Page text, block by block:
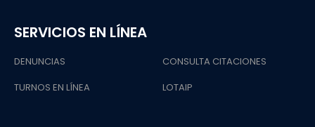
SERVICIOS EN LÍNEA
DENUNCIAS
TURNOS EN LÍNEA
CONSULTA CITACIONES
LOTAIP